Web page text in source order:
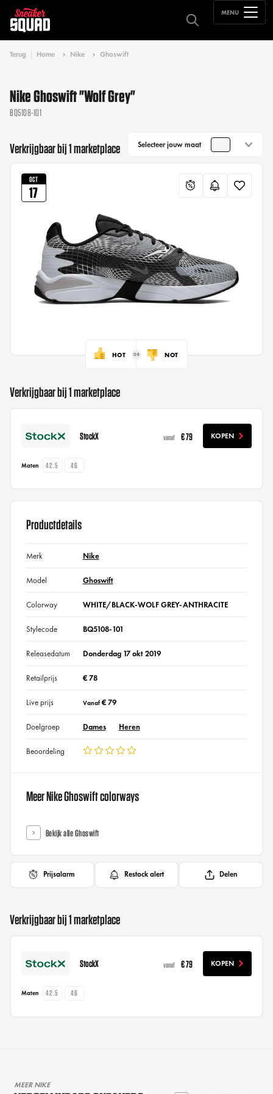
MENU
Terug Home Nike Ghoswift
Nike Ghoswift "Wolf Grey"
BQ5108-101
Verkrijgbaar bij 1 marketplace Selecteer jouw maat
OCT
17
HOT NOT
Verkrijgbaar bij 1 marketplace
StockX vanaf € 79 KOPEN
Maten 42.5 46
Productdetails
Merk Nike
Model Ghoswift
Colorway WHITE/BLACK-WOLF GREY-ANTHRACITE
Stylecode BQ5108-101
Releasedatum Donderdag 17 okt 2019
Retailprijs € 78
Live prijs Vanaf€ 79
Doelgroep Dames Heren
Beoordeling
Meer Nike Ghoswift colorways
Bekijk alle Ghoswift
Prijsalarm Restock alert Delen
Verkrijgbaar bij 1 marketplace
StockX vanaf € 79 KOPEN
Maten 42.5 46
MEER NIKE